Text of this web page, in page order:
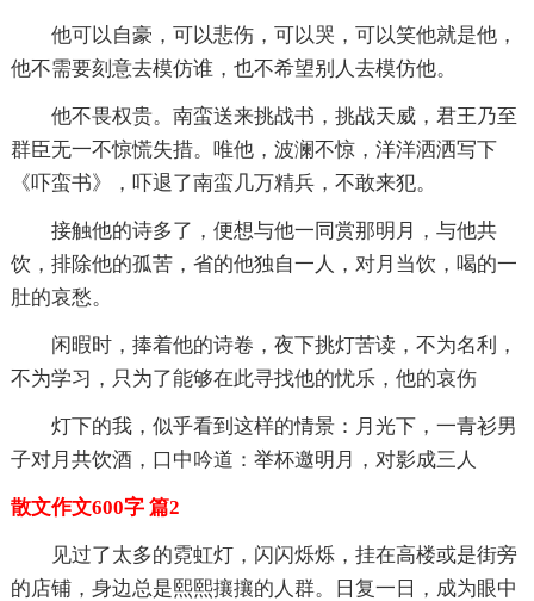
他可以自豪，可以悲伤，可以哭，可以笑他就是他，
他不需要刻意去模仿谁，也不希望别人去模仿他。
他不畏权贵。南蛮送来挑战书，挑战天威，君王乃至
群臣无一不惊慌失措。唯他，波澜不惊，洋洋洒洒写下
《吓蛮书》，吓退了南蛮几万精兵，不敢来犯。
接触他的诗多了，便想与他一同赏那明月，与他共
饮，排除他的孤苦，省的他独自一人，对月当饮，喝的一
肚的哀愁。
闲暇时，捧着他的诗卷，夜下挑灯苦读，不为名利，
不为学习，只为了能够在此寻找他的忧乐，他的哀伤
灯下的我，似乎看到这样的情景：月光下，一青衫男
子对月共饮酒，口中吟道：举杯邀明月，对影成三人
散文作文600字 篇2
见过了太多的霓虹灯，闪闪烁烁，挂在高楼或是街旁
的店铺，身边总是熙熙攘攘的人群。日复一日，成为眼中